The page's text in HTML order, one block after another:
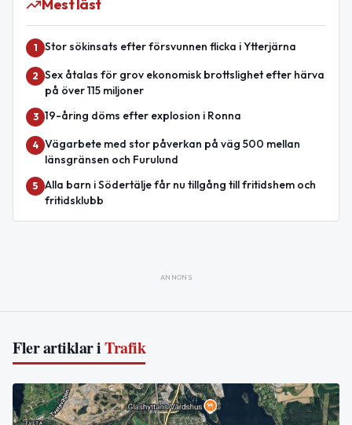
Mest läst
1 Stor sökinsats efter försvunnen flicka i Ytterjärna
2 Sex åtalas för grov ekonomisk brottslighet efter härva
på över 115 miljoner
3 19-åring döms efter explosion i Ronna
4 Vägarbete med stor påverkan på väg 500 mellan
länsgränsen och Furulund
5 Alla barn i Södertälje får nu tillgång till fritidshem och
fritidsklubb
ANNONS
Fler artiklar iTrafik